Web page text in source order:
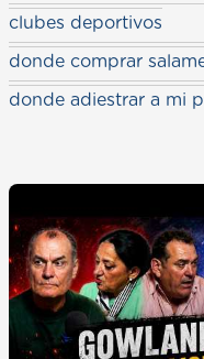
clubes deportivos
donde comprar
donde adiestrar a mi